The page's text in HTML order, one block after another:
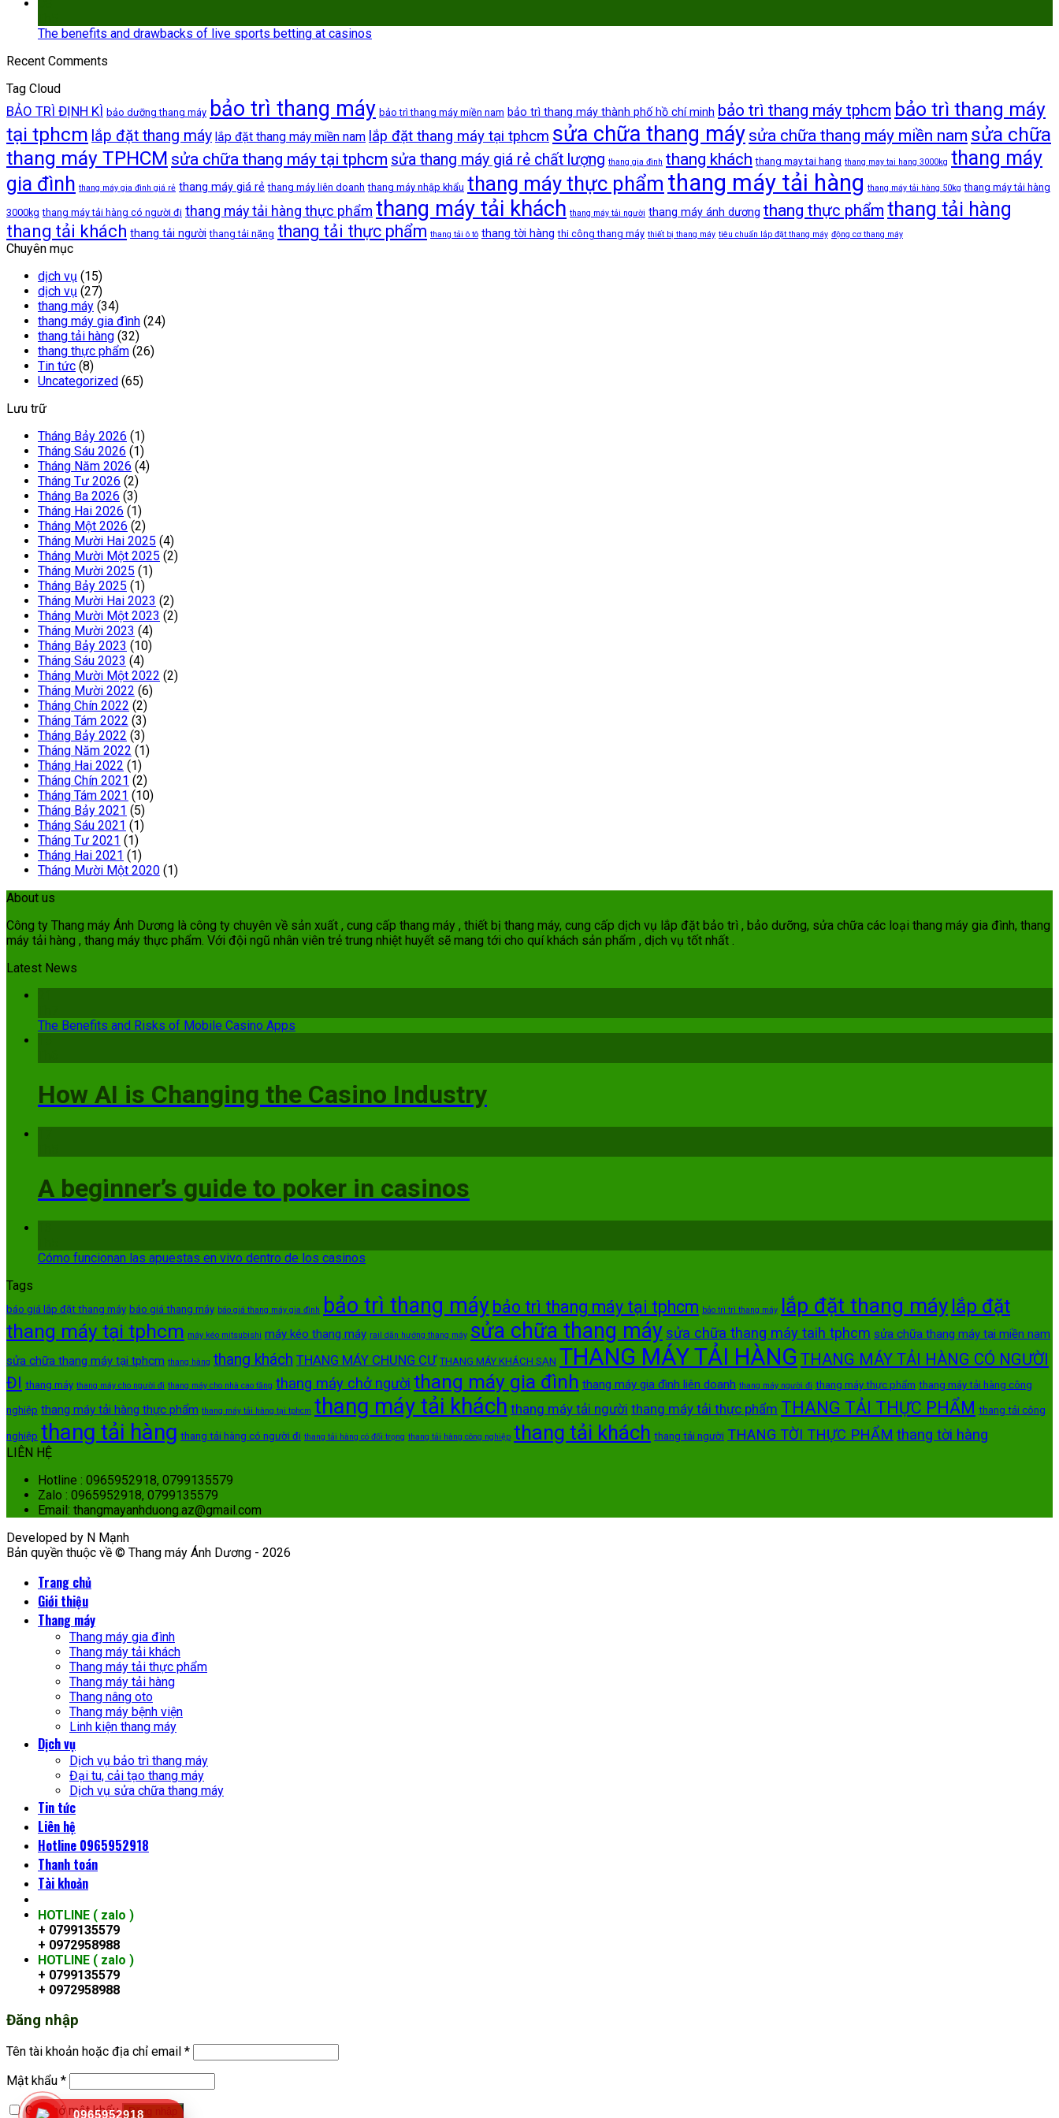
The benefits and drawbacks of live sports betting at casinos
Recent Comments
Tag Cloud
BẢO TRÌ ĐỊNH KÌ bảo dưỡng thang máy bảo trì thang máy bảo trì thang máy miền nam bảo trì thang máy thành phố hồ chí minh bảo trì thang máy tphcm bảo trì thang máy
tại tphcm lắp đặt thang máy lắp đặt thang máy miền nam lắp đặt thang máy tại tphcm sửa chữa thang máy sửa chữa thang máy miền nam sửa chữa
thang máy TPHCM sửa chữa thang máy tại tphcm sửa thang máy giá rẻ chất lượng thang gia đình thang khách thang may tai hang thang may tai hang 3000kg thang máy
gia đình thang máy gia đình giá rẻ thang máy giá rẻ thang máy liên doanh thang máy nhập khẩu thang máy thực phẩm thang máy tải hàng thang máy tải hàng 50kg thang máy tải hàng
3000kg thang máy tải hàng có người đi thang máy tải hàng thực phẩm thang máy tải khách thang máy tải người thang máy ánh dương thang thực phẩm thang tải hàng
thang tải khách thang tải người thang tải nặng thang tải thực phẩm thang tải ô tô thang tời hàng thi công thang máy thiết bị thang máy tiêu chuẩn lắp đặt thang máy động cơ thang máy
Chuyên mục
dịch vụ (15)
dịch vụ (27)
thang máy (34)
thang máy gia đình (24)
thang tải hàng (32)
thang thực phẩm (26)
Tin tức (8)
Uncategorized (65)
Lưu trữ
Tháng Bảy 2026 (1)
Tháng Sáu 2026 (1)
Tháng Năm 2026 (4)
Tháng Tư 2026 (2)
Tháng Ba 2026 (3)
Tháng Hai 2026 (1)
Tháng Một 2026 (2)
Tháng Mười Hai 2025 (4)
Tháng Mười Một 2025 (2)
Tháng Mười 2025 (1)
Tháng Bảy 2025 (1)
Tháng Mười Hai 2023 (2)
Tháng Mười Một 2023 (2)
Tháng Mười 2023 (4)
Tháng Bảy 2023 (10)
Tháng Sáu 2023 (4)
Tháng Mười Một 2022 (2)
Tháng Mười 2022 (6)
Tháng Chín 2022 (2)
Tháng Tám 2022 (3)
Tháng Bảy 2022 (3)
Tháng Năm 2022 (1)
Tháng Hai 2022 (1)
Tháng Chín 2021 (2)
Tháng Tám 2021 (10)
Tháng Bảy 2021 (5)
Tháng Sáu 2021 (1)
Tháng Tư 2021 (1)
Tháng Hai 2021 (1)
Tháng Mười Một 2020 (1)
0965952918
About us
Công ty Thang máy Ánh Dương là công ty chuyên về sản xuất , cung cấp thang máy , thiết bị thang máy, cung cấp dịch vụ lắp đặt bảo trì , bảo dưỡng, sửa chữa các loại thang máy gia đình, thang
máy tải hàng , thang máy thực phẩm. Với đội ngũ nhân viên trẻ trung nhiệt huyết sẽ mang tới cho quí khách sản phẩm , dịch vụ tốt nhất .
Latest News
The Benefits and Risks of Mobile Casino Apps
How AI is Changing the Casino Industry
A beginner’s guide to poker in casinos
Cómo funcionan las apuestas en vivo dentro de los casinos
Tags
báo giá lắp đặt thang máy báo giá thang máy báo giá thang máy gia đình bảo trì thang máy bảo trì thang máy tại tphcm bảo trì trì thang máy lắp đặt thang máy lắp đặt
thang máy tại tphcm máy kéo mitsubishi máy kéo thang máy rail dãn hướng thang máy sửa chữa thang máy sửa chữa thang máy taih tphcm sửa chữa thang máy tại miền nam
sửa chữa thang máy tại tphcm thang hàng thang khách THANG MÁY CHUNG CƯ THANG MÁY KHÁCH SẠN THANG MÁY TẢI HÀNG THANG MÁY TẢI HÀNG CÓ NGƯỜI
ĐI thang máy thang máy cho người đi thang máy cho nhà cao tầng thang máy chở người thang máy gia đình thang máy gia đình liên doanh thang máy người đi thang máy thực phẩm thang máy tải hàng công
nghiệp thang máy tải hàng thực phẩm thang máy tải hàng tại tphcm thang máy tải khách thang máy tải người thang máy tải thực phẩm THANG TẢI THỰC PHẨM thang tải công
nghiệp thang tải hàng thang tải hàng có người đi thang tải hàng có đối trọng thang tải hàng công nghiệp thang tải khách thang tải người THANG TỜI THỰC PHẨM thang tời hàng
LIÊN HỆ
Hotline : 0965952918, 0799135579
Zalo : 0965952918, 0799135579
Email: thangmayanhduong.az@gmail.com
Developed by N Mạnh
Bản quyền thuộc về © Thang máy Ánh Dương - 2026
Trang chủ
Giới thiệu
Thang máy
Thang máy gia đình
Thang máy tải khách
Thang máy tải thực phẩm
Thang máy tải hàng
Thang nâng oto
Thang máy bệnh viện
Linh kiện thang máy
Dịch vụ
Dịch vụ bảo trì thang máy
Đại tu, cải tạo thang máy
Dịch vụ sửa chữa thang máy
Tin tức
Liên hệ
Hotline 0965952918
Thanh toán
Tài khoản
HOTLINE ( zalo )
+ 0799135579
+ 0972958988
HOTLINE ( zalo )
+ 0799135579
+ 0972958988
Đăng nhập
Tên tài khoản hoặc địa chỉ email *
Mật khẩu *
Ghi nhớ mật khẩu
Đăng nhập